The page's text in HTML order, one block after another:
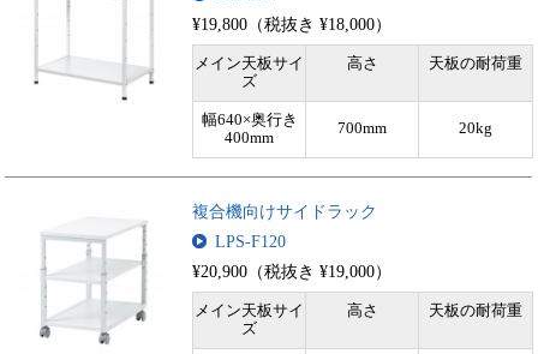
¥19,800（税抜き ¥18,000）
メイン天板サイ
ズ
高さ 天板の耐荷重
幅640×奥行き
400mm
700mm 20kg
複合機向けサイドラック
LPS-F120
¥20,900（税抜き ¥19,000）
メイン天板サイ
ズ
高さ 天板の耐荷重